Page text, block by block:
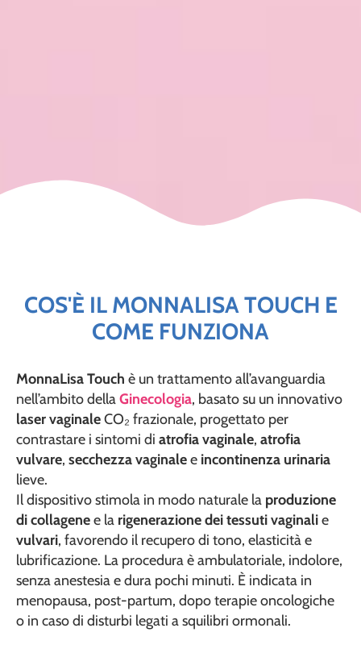
COS'È IL MONNALISA TOUCH E
COME FUNZIONA
MonnaLisa Touch è un trattamento all’avanguardia
nell’ambito dellaGinecologia, basato su un innovativo
laser vaginaleCO₂ frazionale, progettato per
contrastare i sintomi di atrofia vaginale, atrofia
vulvare, secchezza vaginalee incontinenza urinaria
lieve.
Il dispositivo stimola in modo naturale la produzione
di collagenee la rigenerazione dei tessuti vaginalie
vulvari, favorendo il recupero di tono, elasticità e
lubrificazione. La procedura è ambulatoriale, indolore,
senza anestesia e dura pochi minuti. È indicata in
menopausa, post-partum, dopo terapie oncologiche
o in caso di disturbi legati a squilibri ormonali.